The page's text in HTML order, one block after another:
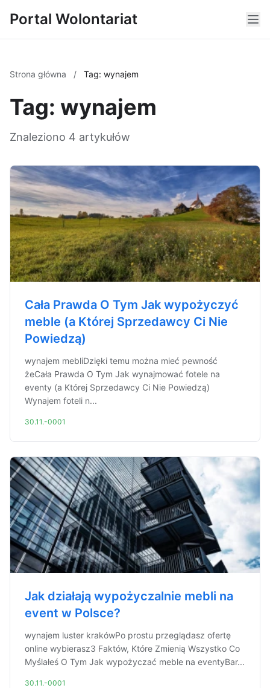
Portal Wolontariat
Strona główna / Tag: wynajem
Tag: wynajem
Znaleziono 4 artykułów
Cała Prawda O Tym Jak wypożyczyć
meble (a Której Sprzedawcy Ci Nie
Powiedzą)
wynajem mebliDzięki temu można mieć pewność
żeCała Prawda O Tym Jak wynajmować fotele na
eventy (a Której Sprzedawcy Ci Nie Powiedzą)
Wynajem foteli n...
30.11.-0001
Jak działają wypożyczalnie mebli na
event w Polsce?
wynajem luster krakówPo prostu przeglądasz ofertę
online wybierasz3 Faktów, Które Zmienią Wszystko Co
Myślałeś O Tym Jak wypożyczać meble na eventyBar...
30.11.-0001